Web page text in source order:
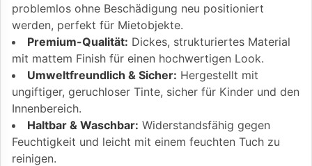
problemlos ohne Beschädigung neu positioniert
werden, perfekt für Mietobjekte.
Premium-Qualität: Dickes, strukturiertes Material
mit mattem Finish für einen hochwertigen Look.
Umweltfreundlich & Sicher: Hergestellt mit
ungiftiger, geruchloser Tinte, sicher für Kinder und den
Innenbereich.
Haltbar & Waschbar: Widerstandsfähig gegen
Feuchtigkeit und leicht mit einem feuchten Tuch zu
reinigen.